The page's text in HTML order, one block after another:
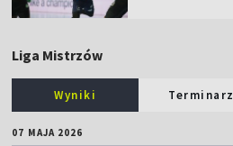
Liga Mistrzów
Wyniki Terminarz
07 MAJA 2026